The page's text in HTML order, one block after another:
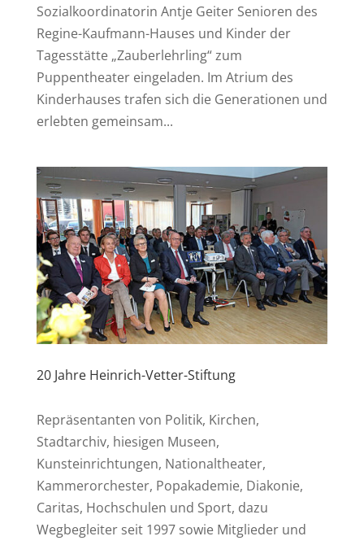
Sozialkoordinatorin Antje Geiter Senioren des
Regine-Kaufmann-Hauses und Kinder der
Tagesstätte „Zauberlehrling“ zum
Puppentheater eingeladen. Im Atrium des
Kinderhauses trafen sich die Generationen und
erlebten gemeinsam...
20 Jahre Heinrich-Vetter-Stiftung
Repräsentanten von Politik, Kirchen,
Stadtarchiv, hiesigen Museen,
Kunsteinrichtungen, Nationaltheater,
Kammerorchester, Popakademie, Diakonie,
Caritas, Hochschulen und Sport, dazu
Wegbegleiter seit 1997 sowie Mitglieder und